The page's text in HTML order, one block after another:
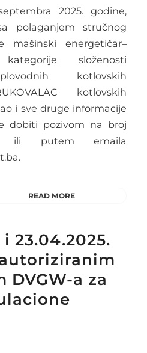
2025. godine,
polaganjem stručnog
mašinski energetičar–
kategorije složenosti
kotlovskih
kotlovskih
i sve druge informacije
dobiti pozivom na broj
ili putem emaila
READ MORE
i 23.04.2025.
a za